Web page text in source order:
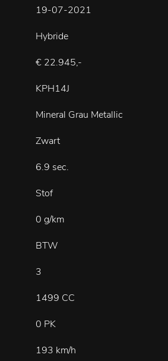
19-07-2021
Hybride
€ 22.945,-
KPH14J
Mineral Grau Metallic
Zwart
6.9 sec.
Stof
0 g/km
BTW
3
1499 CC
0 PK
193 km/h